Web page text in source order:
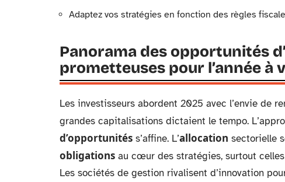
Adaptez vos stratégies en fonction des règles
Panorama des opportunités
prometteuses pour l’année à
Les investisseurs abordent 2025 avec l’envie de
grandes capitalisations dictaient le tempo.
d’opportunités s’affine. L’allocation sectorielle
obligations au cœur des stratégies, surtout
Les sociétés de gestion rivalisent d’innovation